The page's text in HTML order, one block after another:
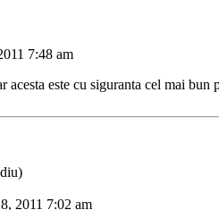
7:48 am
acesta este cu siguranta cel mai bun
2011 7:02 am